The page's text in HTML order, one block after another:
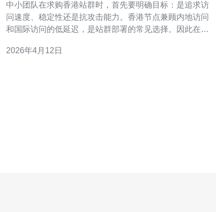
中小团队在求购香港站群时，首先要明确目标：是追求访
问速度、稳定性还是抗攻击能力。香港节点兼顾内地访问
和国际访问的低延迟，是站群部署的常见选择。因此在预
用逐项列出，便于采购决策和后续验收。 预算项通常包
2026年4月12日